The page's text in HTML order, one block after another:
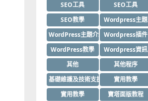
SEO工具
SEO工具
SEO教學
Wordpress主題
WordPress主題介紹Wordpress插件
WordPress教學
Wordpress資訊
其他
其他程序
基礎維護及技術支援
實用教學
實用教學
寶塔面版教程